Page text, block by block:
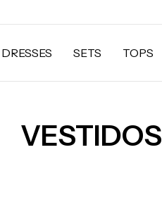
DRESSES SETS TOPS
VESTIDOS